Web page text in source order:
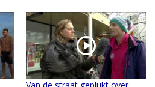
Van de straat geplukt over